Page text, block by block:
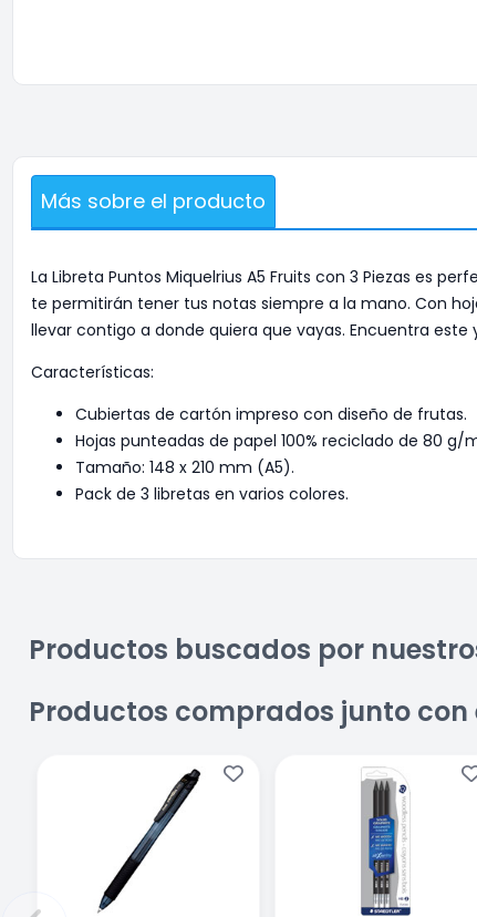
Más sobre el producto
La Libreta Puntos Miquelrius A5 Fruits con 3 Piezas es
te permitirán tener tus notas siempre a la mano. Con
llevar contigo a donde quiera que vayas. Encuentra este
Características:
Cubiertas de cartón impreso con diseño de frutas.
Hojas punteadas de papel 100% reciclado de 80 g/
Tamaño: 148 x 210 mm (A5).
Pack de 3 libretas en varios colores.
Productos buscados por
Productos comprados junto